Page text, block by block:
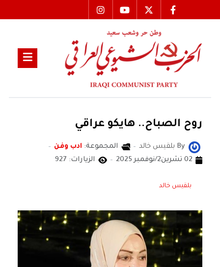
روح الصباح.. هايكو عراقي
By بلقيس خالد المجموعة: ادب وفن
02 تشرين2/نوفمبر 2025
الزيارات: 927
بلقيس خالد